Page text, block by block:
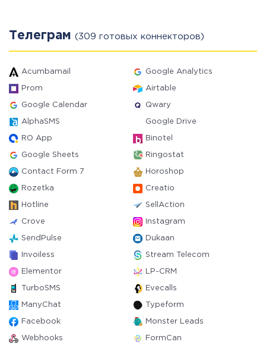
Телеграм (309 готовых коннекторов)
Acumbamail Google Analytics
Prom Airtable
Google Calendar Qwary
AlphaSMS Google Drive
RO App Binotel
Google Sheets Ringostat
Contact Form 7 Horoshop
Rozetka Creatio
Hotline SellAction
Crove Instagram
SendPulse Dukaan
Invoiless Stream Telecom
Elementor LP-CRM
TurboSMS Evecalls
ManyChat Typeform
Facebook Monster Leads
Webhooks FormCan